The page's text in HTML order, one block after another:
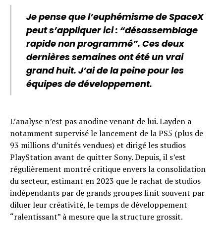
Je pense que l’euphémisme de SpaceX
peut s’appliquer ici : “désassemblage
rapide non programmé”. Ces deux
dernières semaines ont été un vrai
grand huit. J’ai de la peine pour les
équipes de développement.
L’analyse n’est pas anodine venant de lui. Layden a
notamment supervisé le lancement de la PS5 (plus de
93 millions d’unités vendues) et dirigé les studios
PlayStation avant de quitter Sony. Depuis, il s’est
régulièrement montré critique envers la consolidation
du secteur, estimant en 2023 que le rachat de studios
indépendants par de grands groupes finit souvent par
diluer leur créativité, le temps de développement
“ralentissant” à mesure que la structure grossit.